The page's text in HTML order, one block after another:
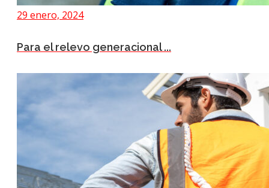
29 enero, 2024
Para el relevo generacional ...